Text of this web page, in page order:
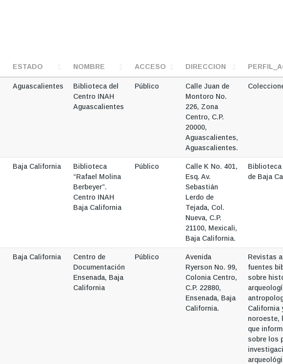
ESTADO NOMBRE ACCESO DIRECCION
Aguascalientes
Biblioteca del
Centro INAH
Aguascalientes
Público
Calle Juan de
Montoro No.
226, Zona
Centro, C.P.
20000,
Aguascalientes,
Aguascalientes.
Baja California
Biblioteca
“Rafael Molina
Berbeyer”.
Centro INAH
Baja California
Público
Calle K No. 401,
Esq. Av.
Sebastián
Lerdo de
Tejada, Col.
Nueva, C.P.
21100, Mexicali,
Baja California.
Biblioteca
de Baja
Baja California
Centro de
Documentación
Ensenada, Baja
California
Público
Avenida
Ryerson No. 99,
Colonia Centro,
C.P. 22880,
Ensenada, Baja
California.
Revistas
fuentes
sobre
California
noroeste,
que
sobre los